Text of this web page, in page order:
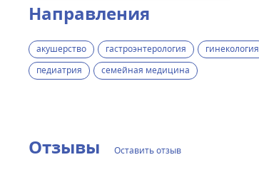
Направления
акушерство гастроэнтерология гинекология
педиатрия
семейная медицина
Отзывы Оставить отзыв